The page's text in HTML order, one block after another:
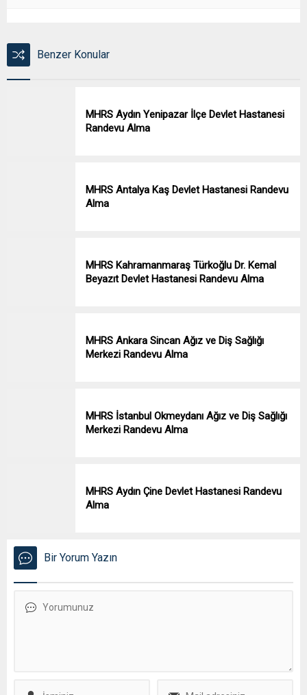
Benzer Konular
MHRS Aydın Yenipazar İlçe Devlet Hastanesi
Randevu Alma
MHRS Antalya Kaş Devlet Hastanesi Randevu
Alma
MHRS Kahramanmaraş Türkoğlu Dr. Kemal
Beyazıt Devlet Hastanesi Randevu Alma
MHRS Ankara Sincan Ağız ve Diş Sağlığı
Merkezi Randevu Alma
MHRS İstanbul Okmeydanı Ağız ve Diş Sağlığı
Merkezi Randevu Alma
MHRS Aydın Çine Devlet Hastanesi Randevu
Alma
Bir Yorum Yazın